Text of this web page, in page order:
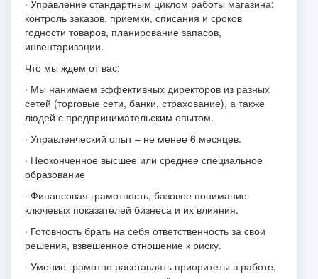
· Управление стандартным циклом работы магазина:
контроль заказов, приемки, списания и сроков
годности товаров, планирование запасов,
инвентаризации.
Что мы ждем от вас:
· Мы нанимаем эффективных директоров из разных
сетей (торговые сети, банки, страхование), а также
людей с предпринимательским опытом.
· Управленческий опыт – не менее 6 месяцев.
· Неоконченное высшее или среднее специальное
образование
· Финансовая грамотность, базовое понимание
ключевых показателей бизнеса и их влияния.
· Готовность брать на себя ответственность за свои
решения, взвешенное отношение к риску.
· Умение грамотно расставлять приоритеты в работе,